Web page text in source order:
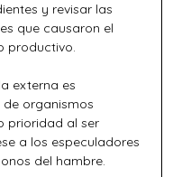
y revisar las
que causaron el
productivo.
externa es
organismos
prioridad al ser
a los especuladores
del hambre.